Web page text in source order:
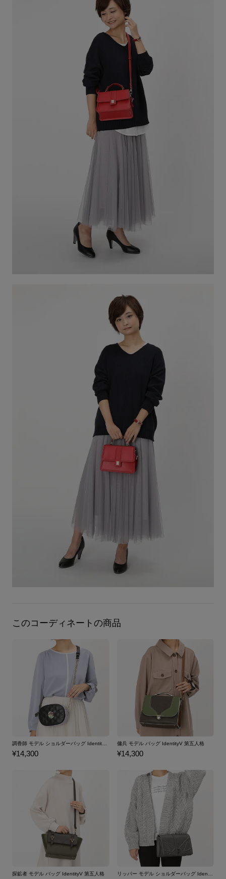
このコーディネートの商品
¥14,300
傭兵 モデル バッグ IdentityV 第五人格
¥14,300
探鉱者 モデル バッグ IdentityV 第五人格